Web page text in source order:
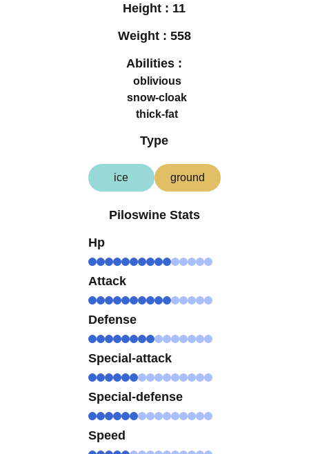
Height : 11
Weight : 558
Abilities :
oblivious
snow-cloak
thick-fat
Type
ice ground
Piloswine Stats
Hp
Attack
Defense
Special-attack
Special-defense
Speed